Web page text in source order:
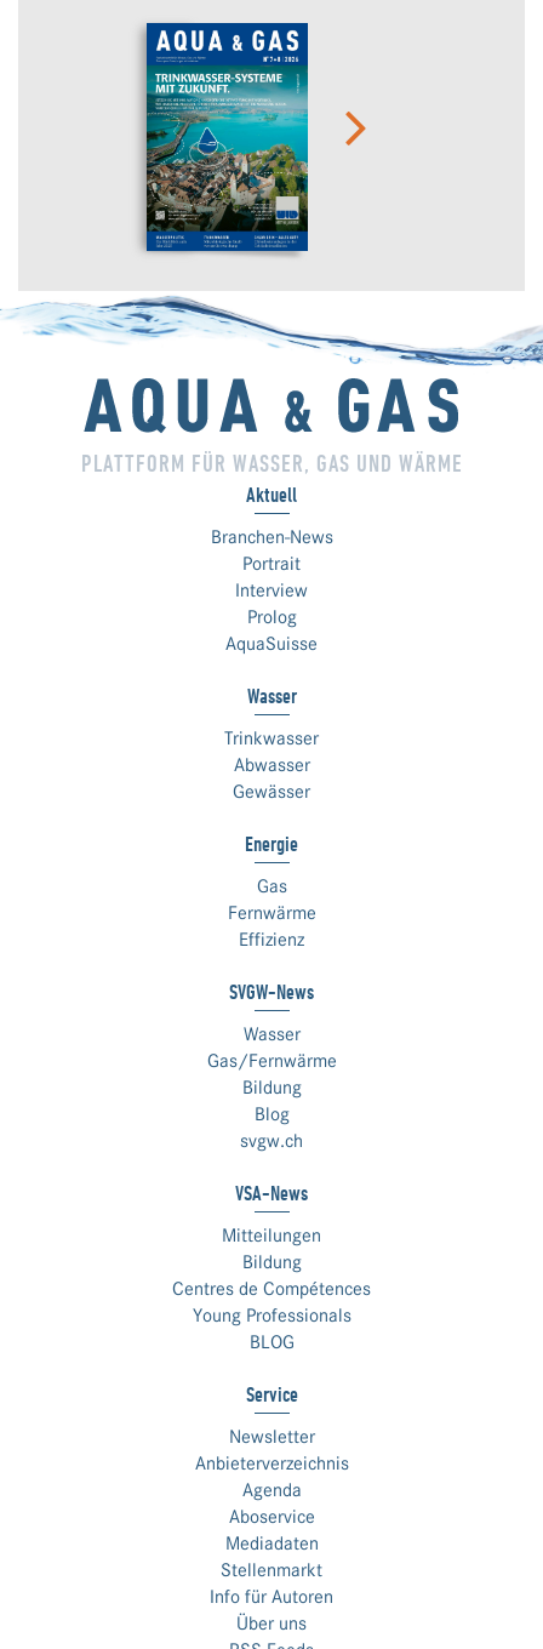
PLATTFORM FÜR WASSER, GAS UND WÄRME
Aktuell
Branchen-News
Portrait
Interview
Prolog
AquaSuisse
Wasser
Trinkwasser
Abwasser
Gewässer
Energie
Gas
Fernwärme
Effizienz
SVGW-News
Wasser
Gas/Fernwärme
Bildung
Blog
svgw.ch
VSA-News
Mitteilungen
Bildung
Centres de Compétences
Young Professionals
BLOG
Service
Newsletter
Anbieterverzeichnis
Agenda
Aboservice
Mediadaten
Stellenmarkt
Info für Autoren
Über uns